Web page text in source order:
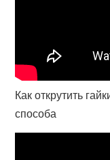
Как открутить
способа